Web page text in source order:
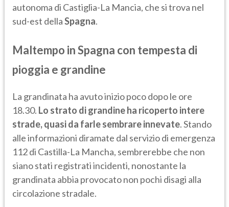
autonoma di Castiglia-La Mancia, che si trova nel
sud-est dellaSpagna.
Maltempo in Spagna con tempesta di
pioggia e grandine
La grandinata ha avuto inizio poco dopo le ore
18.30. Lo strato di grandine ha ricoperto intere
strade, quasi da farle sembrare innevate. Stando
alle informazioni diramate dal servizio di emergenza
112 di Castilla-La Mancha, sembrerebbe che non
siano stati registrati incidenti, nonostante la
grandinata abbia provocato non pochi disagi alla
circolazione stradale.